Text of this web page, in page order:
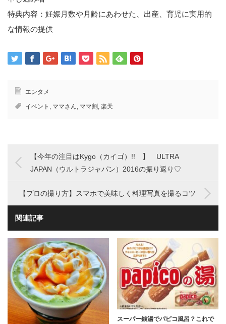
特典内容：妊娠月数や月齢にあわせた、出産、育児に実用的
な情報の提供
エンタメ
イベント , ママさん, ママ割 , 楽天
【今年の注目はKygo（カイゴ）!! 】 ULTRA
JAPAN（ウルトラジャパン）2016の振り返り♡
【プロの撮り方】スマホで美味しく料理写真を撮るコツ
関連記事
スーパー銭湯でパピコ風呂？これで